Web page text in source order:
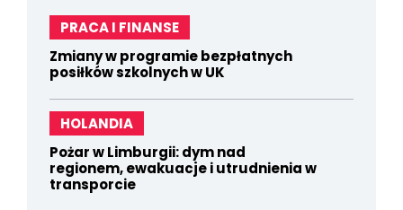
PRACA I FINANSE
Zmiany w programie bezpłatnych
posiłków szkolnych w UK
HOLANDIA
Pożar w Limburgii: dym nad
regionem, ewakuacje i utrudnienia w
transporcie